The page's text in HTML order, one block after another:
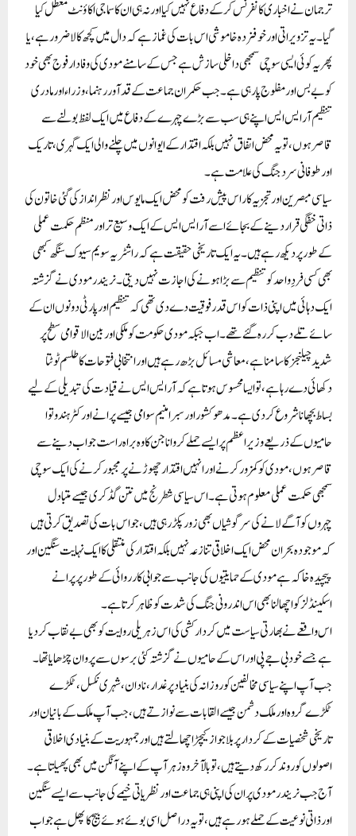
ترجمان نے اخباری کانفرنس کر کے دفاع نہیں کیا اور نہ ہی ان کا سماجی اکاؤنٹ معطل کیا
گیا۔ یہ تزویراتی اور خوفزدہ خاموشی اس بات کی غماز ہے کہ دال میں کچھ کالا ضرور ہے، یا
پھر یہ کوئی ایسی سوچی سمجھی داخلی سازش ہے جس کے سامنے مودی کی وفادار فوج بھی خود
کو بے بس اور مفلوج پا رہی ہے۔ جب حکمران جماعت کے قدآور رہنما، وزراء اور مادری
تنظیم آر ایس ایس اپنے ہی سب سے بڑے چہرے کے دفاع میں ایک لفظ بولنے سے
قاصر ہوں، تو یہ محض اتفاق نہیں بلکہ اقتدار کے ایوانوں میں چلنے والی ایک گہری، تاریک
اور طوفانی سرد جنگ کی علامت ہے۔
سیاسی مبصرین اور تجزیہ کار اس پیش رفت کو محض ایک مایوس اور نظر انداز کی گئی خاتون کی
ذاتی خفگی قرار دینے کے بجائے اسے آر ایس ایس کے ایک وسیع تر اور منظم حکمت عملی
کے طور پر دیکھ رہے ہیں۔ یہ ایک تاریخی حقیقت ہے کہ راشٹریہ سویم سیوک سنگھ کبھی
بھی کسی فردِ واحد کو تنظیم سے بڑا ہونے کی اجازت نہیں دیتی۔ نریندر مودی نے گزشتہ
ایک دہائی میں اپنی ذات کو اس قدر فوقیت دے دی تھی کہ تنظیم اور پارٹی دونوں ان کے
سائے تلے دب کر رہ گئے تھے۔ اب جبکہ مودی حکومت کو ملکی اور بین الاقوامی سطح پر
شدید چیلنجز کا سامنا ہے، معاشی مسائل بڑھ رہے ہیں اور انتخابی فتوحات کا طلسم ٹوٹتا
دکھائی دے رہا ہے، تو ایسا محسوس ہوتا ہے کہ آر ایس ایس نے قیادت کی تبدیلی کے لیے
بساط بچھانا شروع کر دی ہے۔ مدھو کشور اور سبرامنیم سوامی جیسے پرانے اور کٹر ہندوتوا
حامیوں کے ذریعے وزیر اعظم پر ایسے حملے کروانا جن کا وہ براہ راست جواب دینے سے
قاصر ہوں، مودی کو کمزور کرنے اور انہیں اقتدار چھوڑنے پر مجبور کرنے کی ایک سوچی
سمجھی حکمت عملی معلوم ہوتی ہے۔ اس سیاسی شطرنج میں نتن گڈکری جیسے متبادل
چہروں کو آگے لانے کی سرگوشیاں بھی زور پکڑ رہی ہیں، جو اس بات کی تصدیق کرتی ہیں
کہ موجودہ بحران محض ایک اخلاقی تنازعہ نہیں بلکہ اقتدار کی منتقلی کا ایک نہایت سنگین اور
پیچیدہ خاکہ ہے مودی کے حمایتیوں کی جانب سے جوابی کارروائی کے طور پر پرانے
اسکینڈلز کو اچھالنا بھی اس اندرونی جنگ کی شدت کو ظاہر کرتا ہے۔
اس واقعے نے بھارتی سیاست میں کردار کشی کی اس زہریلی روایت کو بھی بے نقاب کر دیا
ہے جسے خود بی جے پی اور اس کے حامیوں نے گزشتہ کئی برسوں سے پروان چڑھایا تھا۔
جب آپ اپنے سیاسی مخالفین کو روزانہ کی بنیاد پر غدار، نادان، شہری نکسل، ٹکڑے
ٹکڑے گروہ اور ملک دشمن جیسے القابات سے نوازتے ہیں، جب آپ ملک کے بانیان اور
تاریخی شخصیات کے کردار پر بلا جواز کیچڑ اچھالتے ہیں اور جمہوریت کے بنیادی اخلاقی
اصولوں کو روند کر رکھ دیتے ہیں، تو بالآخر وہ زہر آپ کے اپنے آنگن میں بھی پھیلتا ہے۔
آج جب نریندر مودی پر ان کی اپنی ہی جماعت اور نظریاتی خیمے کی جانب سے ایسے سنگین
اور ذاتی نوعیت کے حملے ہو رہے ہیں، تو یہ دراصل اسی بوئے ہوئے بیج کا پھل ہے جو اب